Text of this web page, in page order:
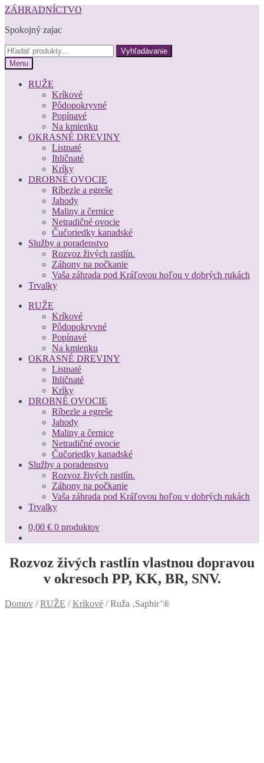
Preskočiť
navigáciu
Preskočiť
obsah
ZÁHRADNÍCTVO
Spokojný zajac
Hľadať:
Vyhľadávanie
Menu
RUŽE
Kríkové
Pôdopokryvné
Popínavé
Na kmienku
OKRASNÉ DREVINY
Listnaté
Ihličnaté
Kríky
DROBNÉ OVOCIE
Ríbezle a egreše
Jahody
Maliny a černice
Netradičné ovocie
Čučoriedky kanadské
Služby a poradenstvo
Rozvoz živých rastlín.
Záhony na počkanie
Vaša záhrada pod Kráľovou hoľou v dobrých rukách
Trvalky
RUŽE
Kríkové
Pôdopokryvné
Popínavé
Na kmienku
OKRASNÉ DREVINY
Listnaté
Ihličnaté
Kríky
DROBNÉ OVOCIE
Ríbezle a egreše
Jahody
Maliny a černice
Netradičné ovocie
Čučoriedky kanadské
Služby a poradenstvo
Rozvoz živých rastlín.
Záhony na počkanie
Vaša záhrada pod Kráľovou hoľou v dobrých rukách
Trvalky
0,00 € 0 produktov
Rozvoz živých rastlín vlastnou dopravou
v okresoch PP, KK, BR, SNV.
Domov /RUŽE /Kríkové /Ruža ‚Saphir’®